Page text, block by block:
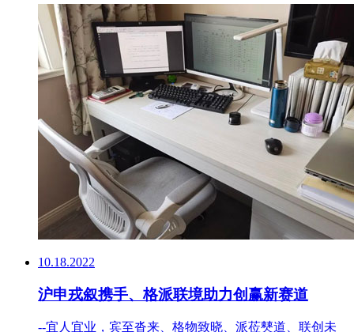
10.18.2022
沪申戎叙携手、格派联境助力创赢新赛道
--宜人宜业，宾至沓来、格物致晓、派莅僰道、联创未